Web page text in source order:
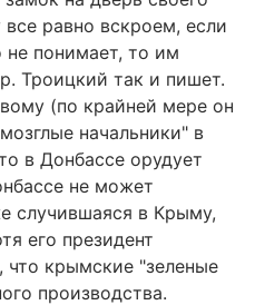
равно вскроем, если
не понимает, то им
Троицкий так и пишет.
(по крайней мере он
начальники" в
в Донбассе орудует
не может
случившаяся в Крыму,
его президент
что крымские "зеленые
производства.